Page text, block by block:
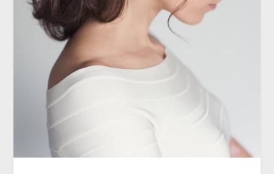
РЕПЕТИЦИЯ
Бант из волос: хвост или пучок?